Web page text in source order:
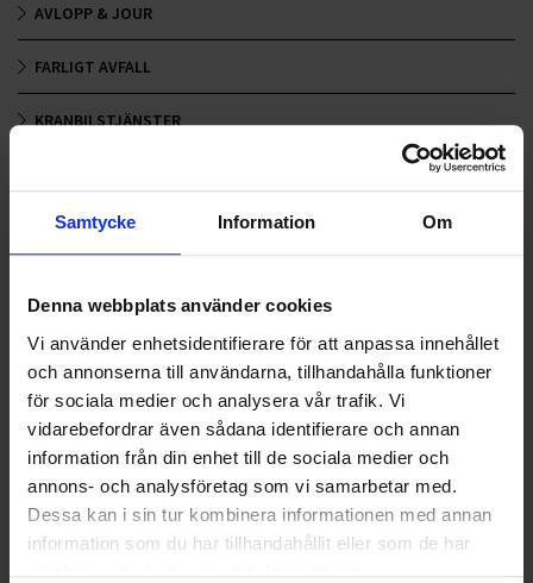
Samtycke Information Om
Denna webbplats använder cookies
Vi använder enhetsidentifierare för att anpassa innehållet
och annonserna till användarna, tillhandahålla funktioner
för sociala medier och analysera vår trafik. Vi
vidarebefordrar även sådana identifierare och annan
information från din enhet till de sociala medier och
annons- och analysföretag som vi samarbetar med.
Dessa kan i sin tur kombinera informationen med annan
information som du har tillhandahållit eller som de har
AVLOPP & JOUR
FARLIGT AVFALL
KRANBILSTJÄNSTER
MARK OCH ENTREPRENAD
Grävmaskiner
Lastmaskiner
Dumpers
Torr- och grävsug
Siktar och krossar
Rivning